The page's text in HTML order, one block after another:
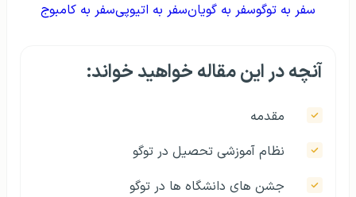
سفر به توگوسفر به گویانسفر به اتیوپیسفر به کامبوج
آنچه در این مقاله خواهید خواند:
مقدمه
نظام آموزشی تحصیل در توگو
جشن های دانشگاه ها در توگو